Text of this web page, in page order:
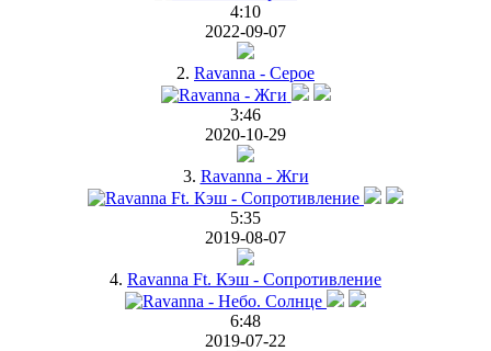
4:10
2022-09-07
2. Ravanna - Серое
3:46
2020-10-29
3. Ravanna - Жги
5:35
2019-08-07
4. Ravanna Ft. Кэш - Сопротивление
6:48
2019-07-22